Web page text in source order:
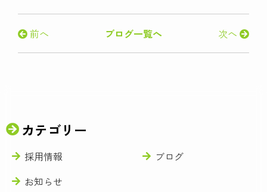
前へ 次へ
ブログ一覧へ
カテゴリー
採用情報
ブログ
お知らせ